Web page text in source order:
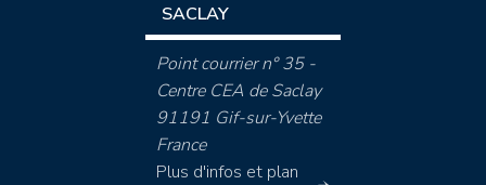
SACLAY
Point courrier n° 35 -
Centre CEA de Saclay
91191 Gif-sur-Yvette
France
Plus d'infos et plan